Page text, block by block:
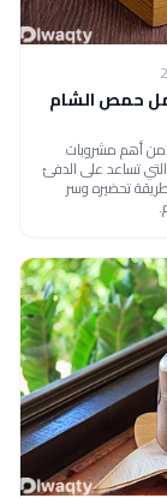
حمص الشام
أهم مشروبات
تساعد على الدفئ
تحضيره وسر